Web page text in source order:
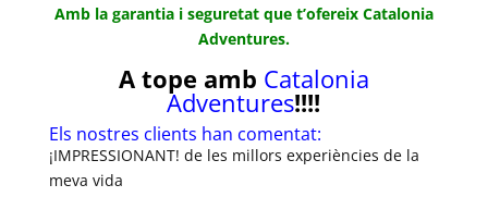
Amb la garantia i seguretat que t’ofereix Catalonia
Adventures.
A tope amb Catalonia
Adventures!!!!
Els nostres clients han comentat:
¡IMPRESSIONANT! de les millors experiències de la
meva vida